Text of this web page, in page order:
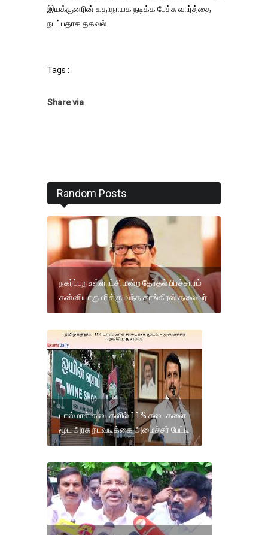
இயக்குனரின் கதாநாயக நடிக்க பேச்சு வார்த்தை
நடப்பதாக தகவல்.
Tags :
Share via
Random Posts
நகர்ப்புற உள்ளாட்சி மன்ற தேர்தல் பிரச்சாரம்
கன்னியாகுமரிக்கு வந்த காங்கிரஸ் தலைவர்
டாஸ்மாக் கடைகளில் 11% கடைகளை
மூட அரசு நடவடிக்கை அமைச்சர் பேட்டி